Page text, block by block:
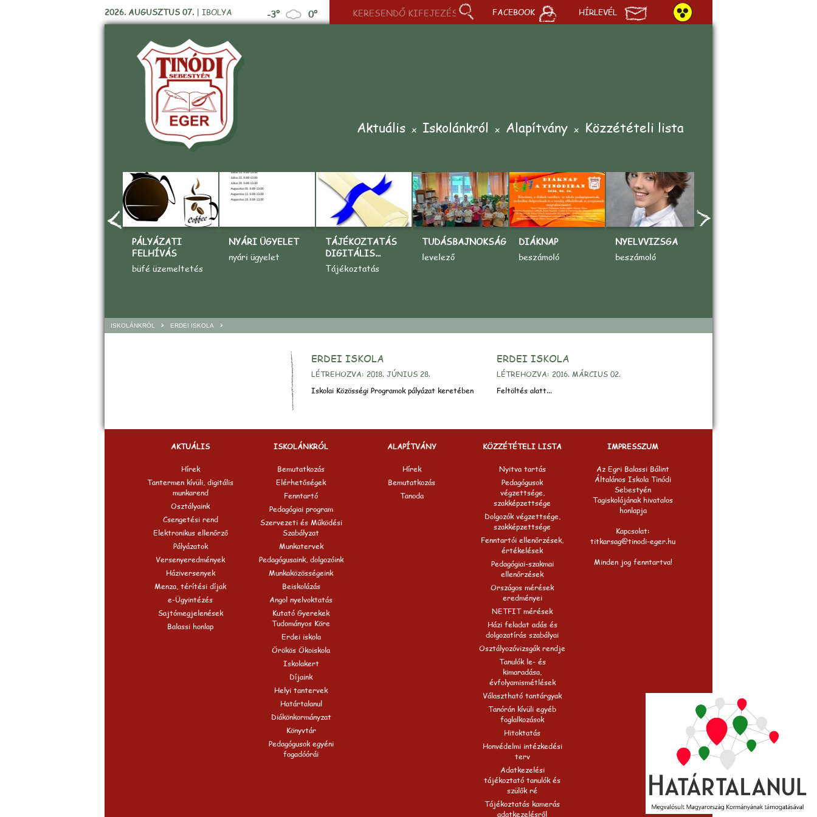
2026. AUGUSZTUS 07. | IBOLYA -3° 0° FACEBOOK HÍRLEVÉL
Aktuális Iskolánkról Alapítvány Közzétételi lista
PÁLYÁZATI
FELHÍVÁS
büfé üzemeltetés
NYÁRI ÜGYELET
nyári ügyelet
TÁJÉKOZTATÁS
DIGITÁLIS...
Tájékoztatás
TUDÁSBAJNOKSÁG
levelező
DIÁKNAP
beszámoló
NYELVVIZSGA
beszámoló
ISKOLÁNKRÓL > ERDEI ISKOLA >
ERDEI ISKOLA
LÉTREHOZVA: 2018. JÚNIUS 28.
Iskolai Közösségi Programok pályázat keretében
ERDEI ISKOLA
LÉTREHOZVA: 2016. MÁRCIUS 02.
Feltöltés alatt...
AKTUÁLIS
Hírek
Tantermen kívüli, digitális
munkarend
Osztályaink
Csengetési rend
Elektronikus ellenőrző
Pályázatok
Versenyeredmények
Háziversenyek
Menza, térítési díjak
e-Ügyintézés
Sajtómegjelenések
Balassi honlap
ISKOLÁNKRÓL
Bemutatkozás
Elérhetőségek
Fenntartó
Pedagógiai program
Szervezeti és Működési
Szabályzat
Munkatervek
Pedagógusaink, dolgozóink
Munkaközösségeink
Beiskolázás
Angol nyelvoktatás
Kutató Gyerekek
Tudományos Köre
Erdei iskola
Örökös Ökoiskola
Iskolakert
Díjaink
Helyi tantervek
Határtalanul
Diákönkormányzat
Könyvtár
Pedagógusok egyéni
fogadóórái
ALAPÍTVÁNY
Hírek
Bemutatkozás
Tanoda
KÖZZÉTÉTELI LISTA
Nyitva tartás
Pedagógusok
végzettsége,
szakképzettsége
Dolgozók végzettsége,
szakképzettsége
Fenntartói ellenőrzések,
értékelések
Pedagógiai-szakmai
ellenőrzések
Országos mérések
eredményei
NETFIT mérések
Házi feladat adás és
dolgozatírás szabályai
Osztályozóvizsgák rendje
Tanulók le- és
kimaradása,
évfolyamismétlések
Választható tantárgyak
Tanórán kívüli egyéb
foglalkozások
Hitoktatás
Honvédelmi intézkedési
terv
Adatkezelési
tájékoztató tanulók és
szülők ré
Tájékoztatás kamerás
adatkezelésről
IMPRESSZUM
Az Egri Balassi Bálint
Általános Iskola Tinódi
Sebestyén
Tagiskolájának hivatalos
honlapja
Kapcsolat:
titkarsag@tinodi-eger.hu
Minden jog fenntartva!